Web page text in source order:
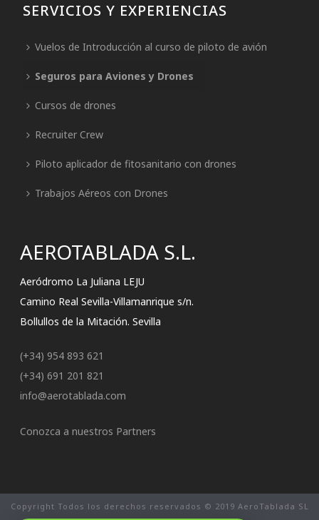
SERVICIOS Y EXPERIENCIAS
Vuelos de Introducción al curso de piloto de avión
Seguros para Aviones y Drones
Cursos de drones
Recruiter Crew
Piloto aplicador de fitosanitario con drones
Trabajos Aéreos con Drones
AEROTABLADA S.L.
Aeródromo La Juliana LEJU
Camino Real Sevilla-Villamanrique s/n.
Bollullos de la Mitación. Sevilla
(+34) 954 893 621
(+34) 691 201 821
info@aerotablada.com
Conozca a nuestros Partners
Copyright Todos los derechos reservados © 2019 AeroTablada SL